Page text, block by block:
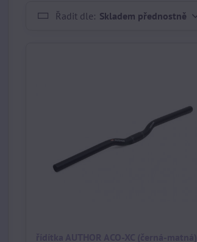
Řadit dle: Skladem přednostně